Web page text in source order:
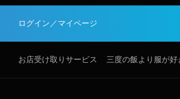
ログイン／マイページ
お店受け取りサービス 三度の飯より服が好